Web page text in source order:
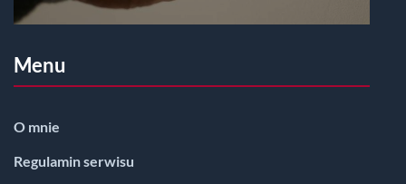
Menu
O mnie
Regulamin serwisu